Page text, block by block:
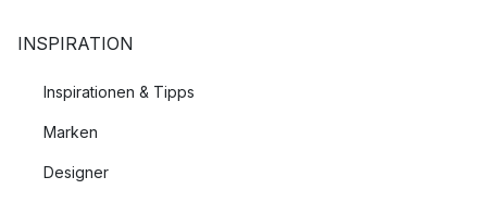
INSPIRATION
Inspirationen & Tipps
Marken
Designer